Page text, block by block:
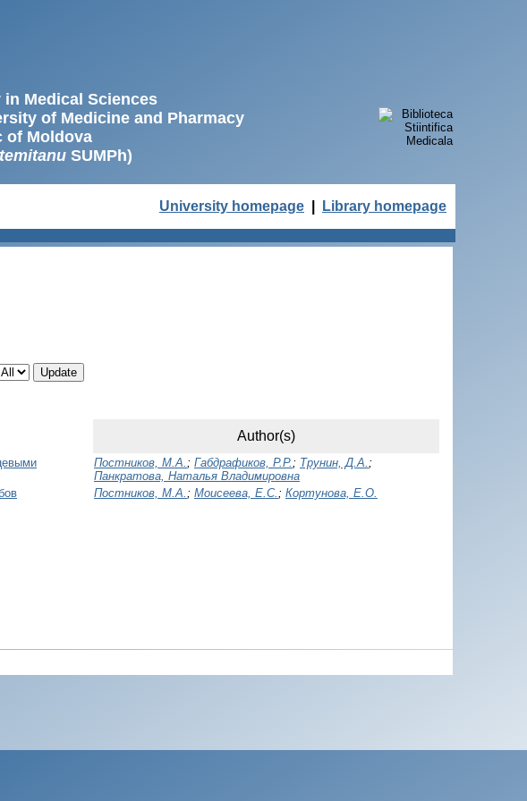
Medical Sciences
of Medicine and Pharmacy
of Moldova
SUMPh)
University homepage Library homepage
Author(s)
Постников, М.А.; Габдрафиков, Р.Р.; Трунин, Д.А.;
Панкратова, Наталья Владимировна
Постников, М.А.; Моисеева, Е.С.; Кортунова, Е.О.